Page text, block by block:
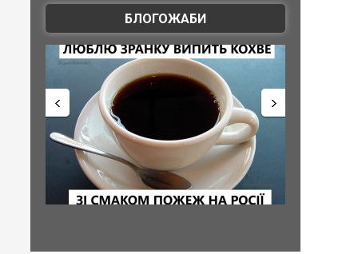
БЛОГОЖАБИ